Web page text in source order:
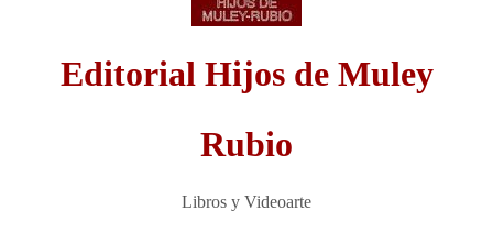
Editorial Hijos de Muley
Rubio
Libros y Videoarte